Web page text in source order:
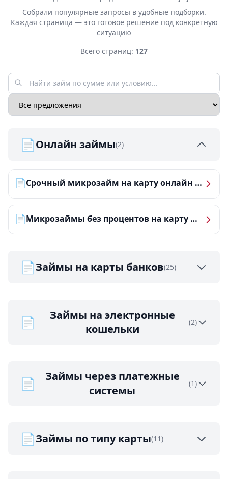
Собрали популярные запросы в удобные подборки.
Каждая страница — это готовое решение под конкретную
ситуацию
Всего страниц: 127
📄Онлайн займы(2)
📄 Срочный микрозайм на карту онлайн — получить деньги за 5 минут
📄 Микрозаймы без процентов на карту — ТОП-10 за 2026 год
📄Займы на карты банков(25)
📄
Займы на электронные
кошельки
(2)
📄
Займы через платежные
системы
(1)
📄Займы по типу карты(11)